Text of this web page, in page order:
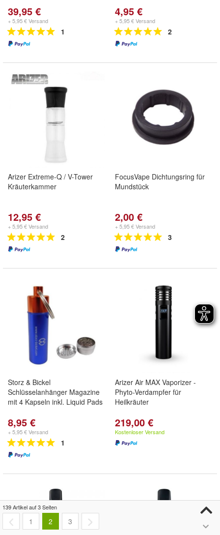
39,95 €
+ 5,95 € Versand
1
4,95 €
+ 5,95 € Versand
2
Arizer Extreme-Q / V-Tower
Kräuterkammer
12,95 €
+ 5,95 € Versand
2
FocusVape Dichtungsring für
Mundstück
2,00 €
+ 5,95 € Versand
3
Storz & Bickel
Schlüsselanhänger Magazine
mit 4 Kapseln inkl. Liquid Pads
8,95 €
+ 5,95 € Versand
1
Arizer Air MAX Vaporizer -
Phyto-Verdampfer für
Heilkräuter
219,00 €
Kostenloser Versand
139 Artikel auf 3 Seiten
1 2 3